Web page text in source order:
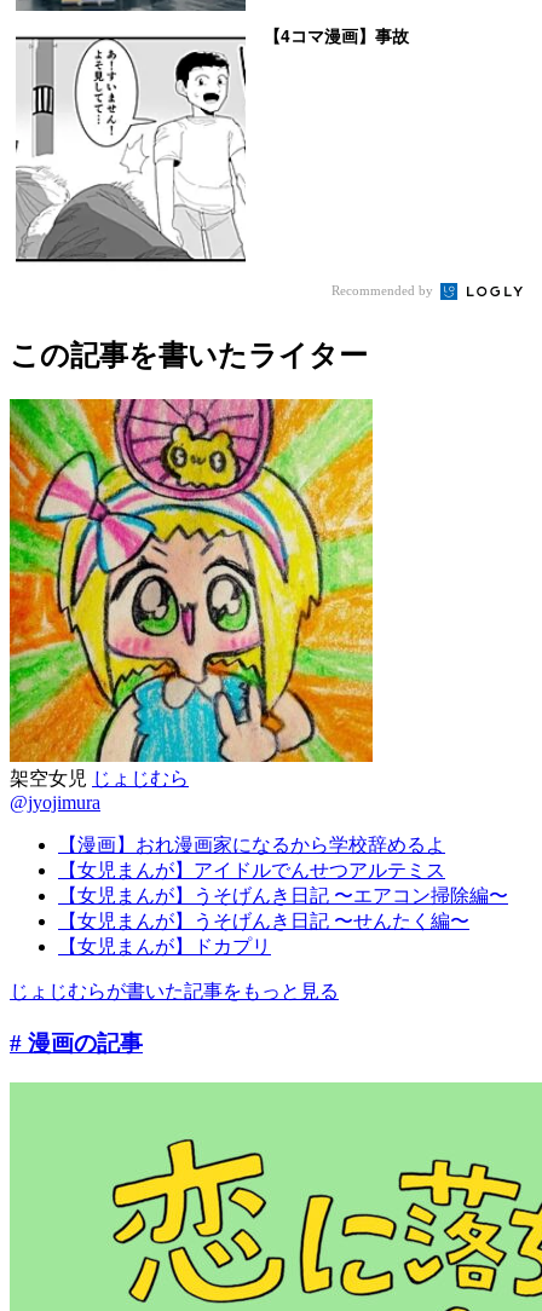
【4コマ漫画】事故
Recommended by
この記事を書いたライター
架空女児 じょじむら
@jyojimura
【漫画】おれ漫画家になるから学校辞めるよ
【女児まんが】アイドルでんせつアルテミス
【女児まんが】うそげんき日記 〜エアコン掃除編〜
【女児まんが】うそげんき日記 〜せんたく編〜
【女児まんが】ドカプリ
じょじむらが書いた記事をもっと見る
# 漫画の記事